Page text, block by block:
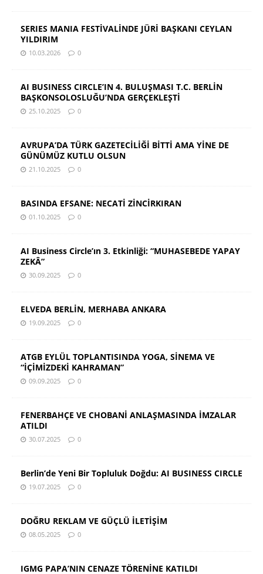
SERIES MANIA FESTİVALİNDE JÜRİ BAŞKANI CEYLAN
YILDIRIM
10.03.2026 0
AI BUSINESS CIRCLE’IN 4. BULUŞMASI T.C. BERLİN
BAŞKONSOLOSLUĞU’NDA GERÇEKLEŞTİ
25.10.2025 0
AVRUPA’DA TÜRK GAZETECİLİĞİ BİTTİ AMA YİNE DE
GÜNÜMÜZ KUTLU OLSUN
21.10.2025 0
BASINDA EFSANE: NECATİ ZİNCİRKIRAN
01.10.2025 0
AI Business Circle’ın 3. Etkinliği: “MUHASEBEDE YAPAY
ZEKÂ”
30.09.2025 0
ELVEDA BERLİN, MERHABA ANKARA
19.09.2025 0
ATGB EYLÜL TOPLANTISINDA YOGA, SİNEMA VE
“İÇİMİZDEKİ KAHRAMAN”
09.09.2025 0
FENERBAHÇE VE CHOBANİ ANLAŞMASINDA İMZALAR
ATILDI
30.07.2025 0
Berlin’de Yeni Bir Topluluk Doğdu: AI BUSINESS CIRCLE
19.07.2025 0
DOĞRU REKLAM VE GÜÇLÜ İLETİŞİM
08.05.2025 0
IGMG PAPA’NIN CENAZE TÖRENİNE KATILDI